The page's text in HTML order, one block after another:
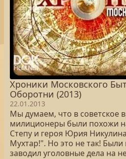
Хроники Московского
Оборотни (2013)
22.01.2013
Мы думаем, что в советское
милиционеры были похожи
Степу и героя Юрия
Мухтар!". Но это не так! Были
заводил уголовные дела на